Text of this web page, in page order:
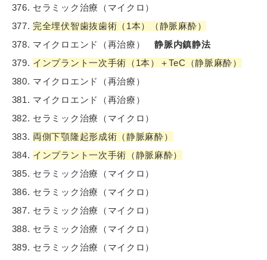
セラミック治療（マイクロ）
完全埋伏智歯抜歯術（1本）（静脈麻酔）
マイクロエンド（再治療）静脈内鎮静法
インプラント一次手術（1本）＋TeC（静脈麻酔）
マイクロエンド（再治療）
マイクロエンド（再治療）
セラミック治療（マイクロ）
両側下顎隆起形成術（静脈麻酔）
インプラント一次手術（静脈麻酔）
セラミック治療（マイクロ）
セラミック治療（マイクロ）
セラミック治療（マイクロ）
セラミック治療（マイクロ）
セラミック治療（マイクロ）